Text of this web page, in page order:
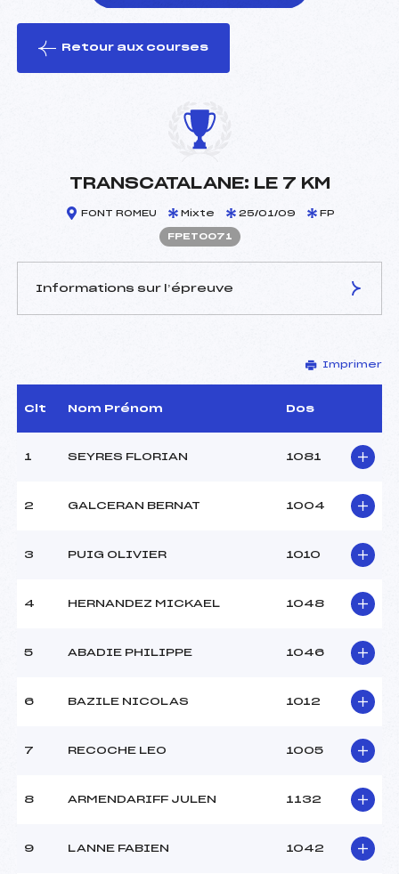
le ski
Retour aux courses
TRANSCATALANE: LE 7 KM
FONT ROMEU Mixte 25/01/09 FP
FPET0071
Informations sur l’épreuve
GALY GENEVIEVE (PE)
D.T Adjoint :
BEGARIE SOPHIE (PE)
Dir. Epreuve :
GEORGE JEREMIE (PE)
PISTE DE REPLIS
7 km
Point Bas :
1800 m
30 m
-1
BEN/MIN
Imprimer
Clt Nom Prénom Dos
1 SEYRES FLORIAN 1081
2 GALCERAN BERNAT 1004
3 PUIG OLIVIER 1010
4 HERNANDEZ MICKAEL 1048
5 ABADIE PHILIPPE 1046
6 BAZILE NICOLAS 1012
7 RECOCHE LEO 1005
8 ARMENDARIFF JULEN 1132
9 LANNE FABIEN 1042